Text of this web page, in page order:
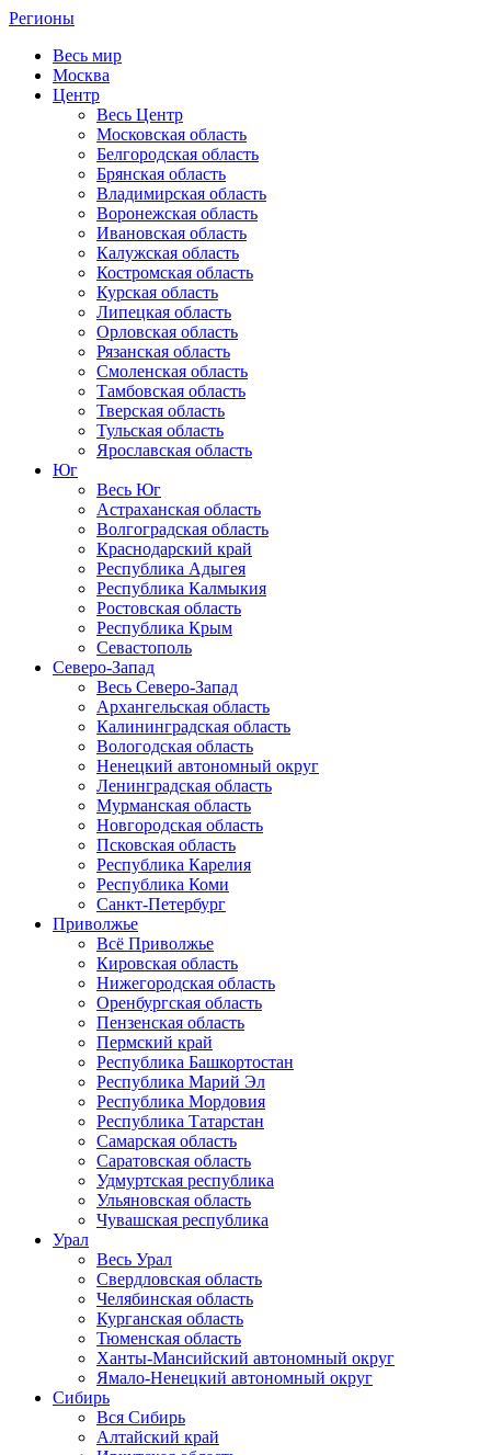
Регионы
Весь мир
Москва
Центр
Весь Центр
Московская область
Белгородская область
Брянская область
Владимирская область
Воронежская область
Ивановская область
Калужская область
Костромская область
Курская область
Липецкая область
Орловская область
Рязанская область
Смоленская область
Тамбовская область
Тверская область
Тульская область
Ярославская область
Юг
Весь Юг
Астраханская область
Волгоградская область
Краснодарский край
Республика Адыгея
Республика Калмыкия
Ростовская область
Республика Крым
Севастополь
Северо-Запад
Весь Северо-Запад
Архангельская область
Калининградская область
Вологодская область
Ненецкий автономный округ
Ленинградская область
Мурманская область
Новгородская область
Псковская область
Республика Карелия
Республика Коми
Санкт-Петербург
Приволжье
Всё Приволжье
Кировская область
Нижегородская область
Оренбургская область
Пензенская область
Пермский край
Республика Башкортостан
Республика Марий Эл
Республика Мордовия
Республика Татарстан
Самарская область
Саратовская область
Удмуртская республика
Ульяновская область
Чувашская республика
Урал
Весь Урал
Свердловская область
Челябинская область
Курганская область
Тюменская область
Ханты-Мансийский автономный округ
Ямало-Ненецкий автономный округ
Сибирь
Вся Сибирь
Алтайский край